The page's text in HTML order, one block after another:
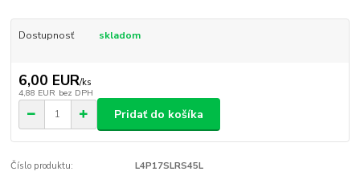
Dostupnosť skladom
6,00 EUR/ks
4,88 EUR bez DPH
Pridať do košíka
Číslo produktu: L4P17SLRS45L